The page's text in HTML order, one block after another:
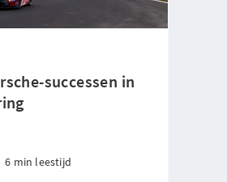
successen in
6 min leestijd